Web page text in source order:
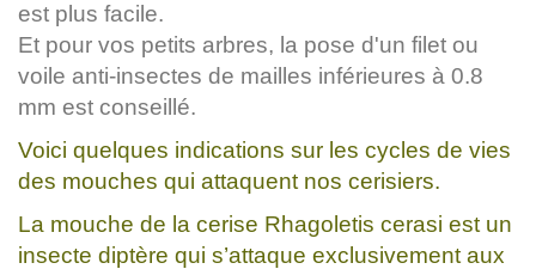
est plus facile.
Et pour vos petits arbres, la pose d'un filet ou
voile anti-insectes de mailles inférieures à 0.8
mm est conseillé.
Voici quelques indications sur les cycles de vies
des mouches qui attaquent nos cerisiers.
La mouche de la cerise Rhagoletis cerasi est un
insecte diptère qui s’attaque exclusivement aux